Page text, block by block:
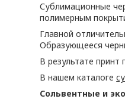
Сублимационные
полимерным
Главной
Образующееся
В результате
В нашем каталоге
Сольвентные и